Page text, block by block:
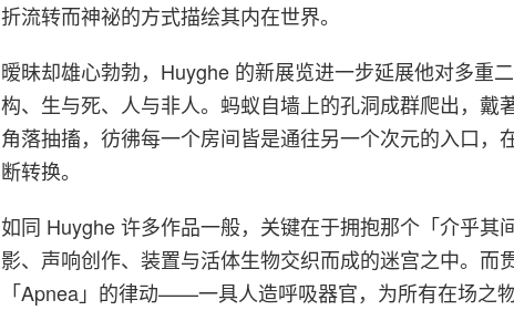
折流转而神祕的方式描绘其内在世界。
暧昧却雄心勃勃，Huyghe 的新展览进一步延展他对多
构、生与死、人与非人。蚂蚁自墙上的孔洞成群爬出，戴
角落抽搐，彷彿每一个房间皆是通往另一个次元的入口，
断转换。
如同 Huyghe 许多作品一般，关键在于拥抱那个「介乎其
影、声响创作、装置与活体生物交织而成的迷宫之中。而
「Apnea」的律动——一具人造呼吸器官，为所有在场之